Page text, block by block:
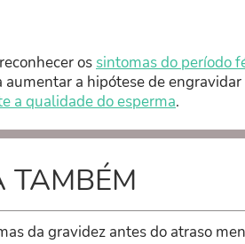
os sintomas do período
aumentar a hipótese de
a qualidade do esperma.
TAMBÉM
da gravidez antes do atraso